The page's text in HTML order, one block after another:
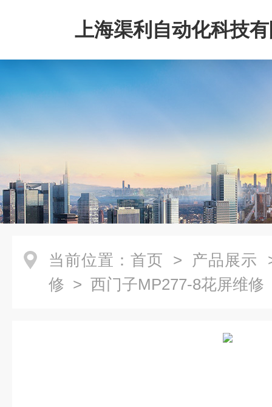
上海渠利自动化科技
当前位置： 首页 > 产品展示
修 > 西门子MP277-8花屏维修